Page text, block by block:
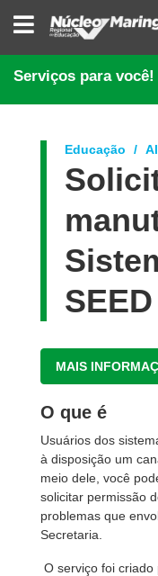
NÚCLEO
REGIONAL
EDUCAÇÃO
DE
MARINGÁ
Serviços para você!
Educação
SEED
MAIS
O que é
Usuários dos
à disposição um
meio dele, você
solicitar permissão
problemas que
Secretaria.
O serviço foi